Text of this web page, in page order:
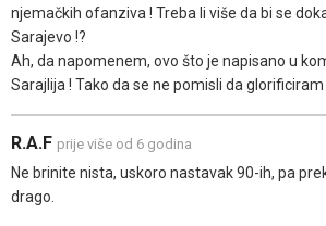
njemačkih ofanziva ! Treba li više da bi se
Sarajevo !?
Ah, da napomenem, ovo što je napisano u
Sarajlija ! Tako da se ne pomisli da glorificiram
R.A.F prije više od 6 godina
Ne brinite nista, uskoro nastavak 90-ih, pa
drago.